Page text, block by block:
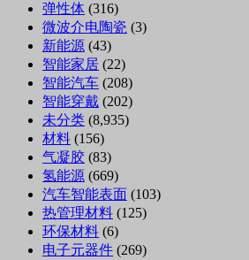
弹性体 (316)
微波介电陶瓷 (3)
新能源 (43)
智能家居 (22)
智能汽车 (208)
智能穿戴 (202)
未分类 (8,935)
材料 (156)
气凝胶 (83)
氢能源 (669)
汽车智能表面 (103)
热管理材料 (125)
环保材料 (6)
电子元器件 (269)